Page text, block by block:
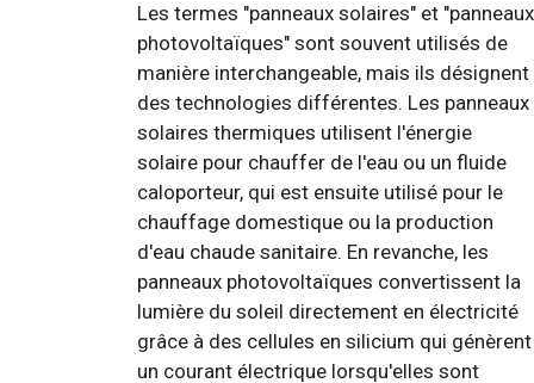
Les termes "panneaux solaires" et "panneaux
photovoltaïques" sont souvent utilisés de
manière interchangeable, mais ils désignent
des technologies différentes. Les panneaux
solaires thermiques utilisent l'énergie
solaire pour chauffer de l'eau ou un fluide
caloporteur, qui est ensuite utilisé pour le
chauffage domestique ou la production
d'eau chaude sanitaire. En revanche, les
panneaux photovoltaïques convertissent la
lumière du soleil directement en électricité
grâce à des cellules en silicium qui génèrent
un courant électrique lorsqu'elles sont